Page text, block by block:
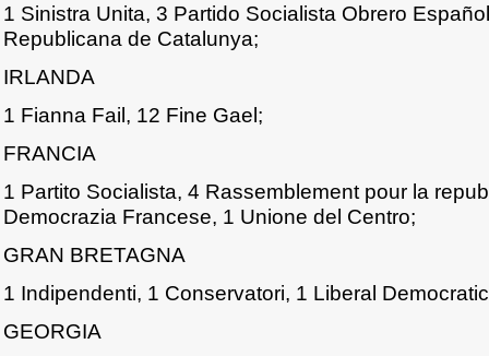
1 Sinistra Unita, 3 Partido Socialista Obrero
Republicana de Catalunya;
IRLANDA
1 Fianna Fail, 12 Fine Gael;
FRANCIA
1 Partito Socialista, 4 Rassemblement pour la
Democrazia Francese, 1 Unione del Centro;
GRAN BRETAGNA
1 Indipendenti, 1 Conservatori, 1 Liberal
GEORGIA